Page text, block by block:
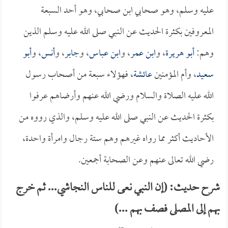
عليه وسلم، وهو صحابي ابن صحابي، وهو أحد السبعة
المعروفين بكثرة الحديث عن النبي صلى الله عليه وسلم الذين
وهم:أبو هريرة، وابن عمر، وابن عباس، وجابر، وأنس، وأبو
سعيد، وأم المؤمنينعائشة، فهؤلاء سبعة من أصحاب رسول
الله عليه الصلاة والسلام ورضي الله عنهم وأرضاهم عرفوا
بكثرة الحديث عن النبي صلى الله عليه وسلم، والذي رووه من
الأحاديث أكثر مما رواه غيرهم وهم ستة رجال وامرأة واحدة،
رضي الله تعالى عنهم وعن الصحابة أجمعين.
شرح حديث: (إن النبي نعى للناس النجاشي... ثم خرج
بهم إلى المصلى فصف بهم ...)